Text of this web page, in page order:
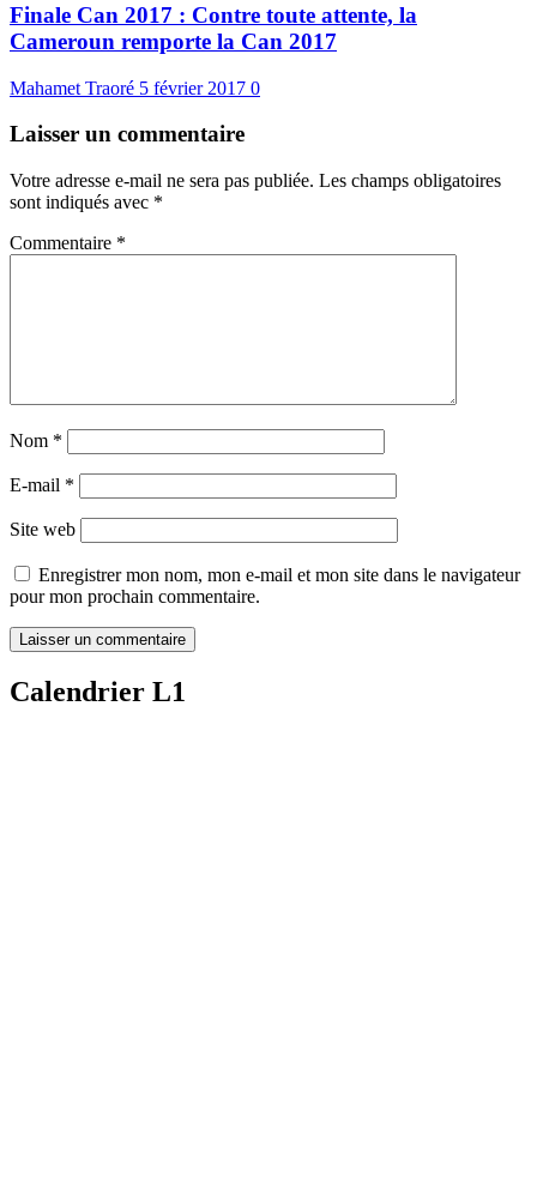
Finale Can 2017 : Contre toute attente, la
Cameroun remporte la Can 2017
Mahamet Traoré 5 février 2017 0
Laisser un commentaire
Votre adresse e-mail ne sera pas publiée. Les champs obligatoires
sont indiqués avec *
Commentaire *
Nom *
E-mail *
Site web
Enregistrer mon nom, mon e-mail et mon site dans le navigateur
pour mon prochain commentaire.
Calendrier L1